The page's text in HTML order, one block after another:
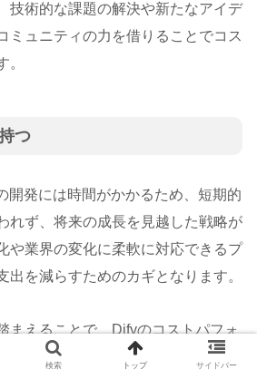
技術的な課題の解決や新たなアイデ
ミュニティの力を借りることでコス
。
つ
開発には時間がかかるため、短期的
れず、将来の成長を見越した戦略が
や業界の変化に柔軟に対応できるプ
出を減らすためのカギとなります。
まえることで、Difyのコストパフォ
することが可能です。適切なプラン
検索 トップ サイドバー